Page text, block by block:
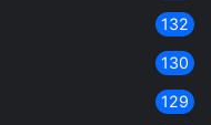
132
130
129